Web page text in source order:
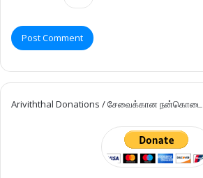
Ariviththal Donations / சேவைக்கான நன்கொடை